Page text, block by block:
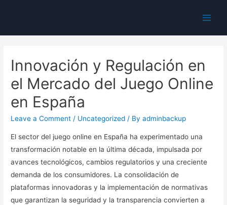
Innovación y Regulación en
el Mercado del Juego Online
en España
Leave a Comment / Uncategorized / Byadminbackup
El sector del juego online en España ha experimentado una
transformación notable en la última década, impulsada por
avances tecnológicos, cambios regulatorios y una creciente
demanda de los consumidores. La consolidación de
plataformas innovadoras y la implementación de normativas
que garantizan la seguridad y la transparencia convierten a